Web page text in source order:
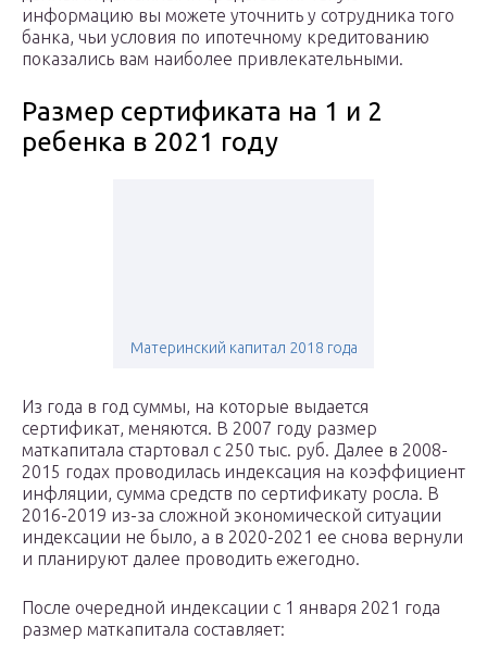
информацию вы можете уточнить у сотрудника того
банка, чьи условия по ипотечному кредитованию
показались вам наиболее привлекательными.
Размер сертификата на 1 и 2
ребенка в 2021 году
Материнский капитал 2018 года
Из года в год суммы, на которые выдается
сертификат, меняются. В 2007 году размер
маткапитала стартовал с 250 тыс. руб. Далее в 2008-
2015 годах проводилась индексация на коэффициент
инфляции, сумма средств по сертификату росла. В
2016-2019 из-за сложной экономической ситуации
индексации не было, а в 2020-2021 ее снова вернули
и планируют далее проводить ежегодно.
После очередной индексации с 1 января 2021 года
размер маткапитала составляет: